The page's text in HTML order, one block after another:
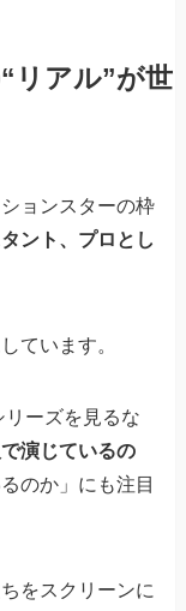
リアル”が世
ョンスターの枠
ント、プロとし
ています。
リーズを見るな
演じているの
のか」にも注目
をスクリーンに